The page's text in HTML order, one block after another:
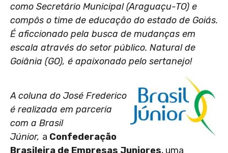
como Secretário Municipal (Araguaçu-TO) e
compôs o time de educação do estado de Goiás.
É aficcionado pela busca de mudanças em
escala através do setor público. Natural de
Goiânia (GO), é apaixonado pelo sertanejo!
A coluna do José Frederico
é realizada em parceria
com a Brasil
Júnior, a Confederação
Brasileira de Empresas Juniores, uma